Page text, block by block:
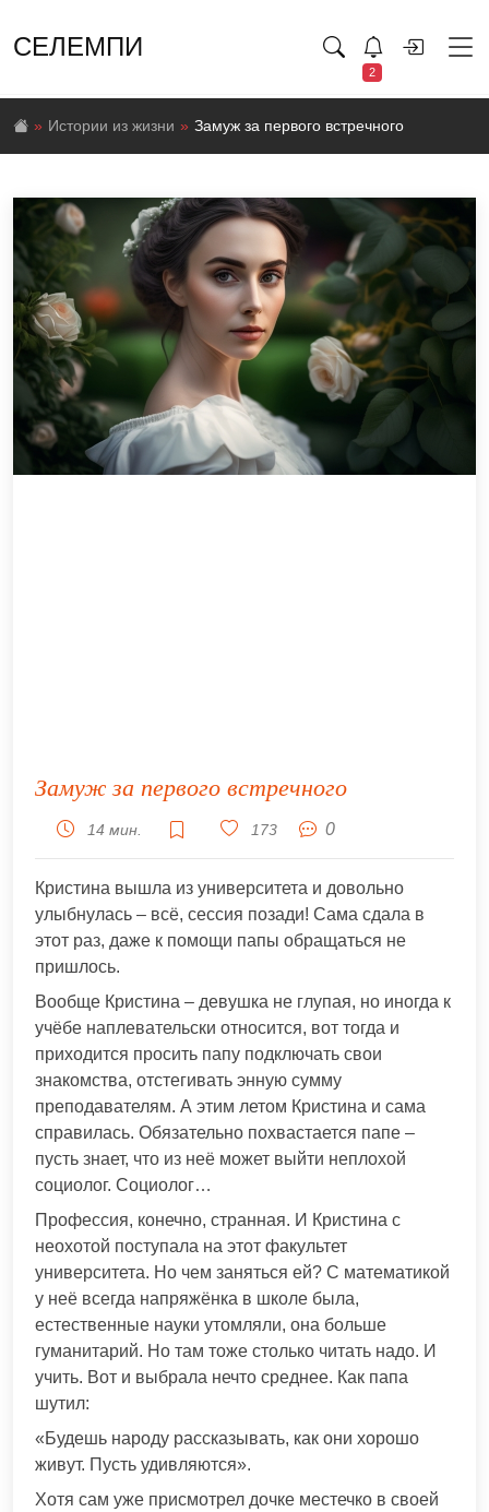
СЕЛЕМПИ
2
Истории из жизни Замуж за первого встречного
Замуж за первого встречного
14 мин. 173 0
Кристина вышла из университета и довольно
улыбнулась – всё, сессия позади! Сама сдала в
этот раз, даже к помощи папы обращаться не
пришлось.
Вообще Кристина – девушка не глупая, но иногда к
учёбе наплевательски относится, вот тогда и
приходится просить папу подключать свои
знакомства, отстегивать энную сумму
преподавателям. А этим летом Кристина и сама
справилась. Обязательно похвастается папе –
пусть знает, что из неё может выйти неплохой
социолог. Социолог…
Профессия, конечно, странная. И Кристина с
неохотой поступала на этот факультет
университета. Но чем заняться ей? С математикой
у неё всегда напряжёнка в школе была,
естественные науки утомляли, она больше
гуманитарий. Но там тоже столько читать надо. И
учить. Вот и выбрала нечто среднее. Как папа
шутил:
«Будешь народу рассказывать, как они хорошо
живут. Пусть удивляются».
Хотя сам уже присмотрел дочке местечко в своей